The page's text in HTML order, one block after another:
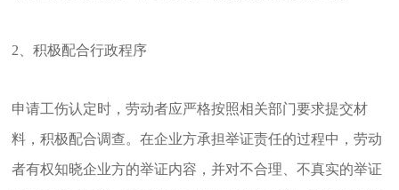
2、积极配合行政程序
申请工伤认定时，劳动者应严格按照相关部门要求提交材
料，积极配合调查。在企业方承担举证责任的过程中，劳动
者有权知晓企业方的举证内容，并对不合理、不真实的举证